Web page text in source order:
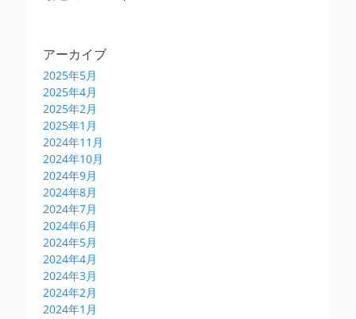
アーカイブ
2025年5月
2025年4月
2025年2月
2025年1月
2024年11月
2024年10月
2024年9月
2024年8月
2024年7月
2024年6月
2024年5月
2024年4月
2024年3月
2024年2月
2024年1月